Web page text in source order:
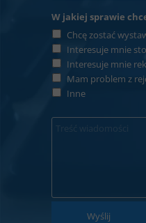
W jakiej sprawie
Chcę zostać
Interesuje mnie
Interesuje mnie
Mam problem z
Inne
Wyślij